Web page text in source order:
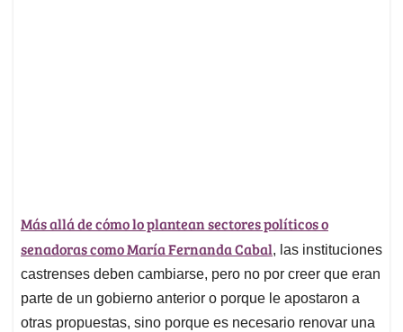
Más allá de cómo lo plantean sectores políticos o
senadoras como María Fernanda Cabal, las instituciones
castrenses deben cambiarse, pero no por creer que eran
parte de un gobierno anterior o porque le apostaron a
otras propuestas, sino porque es necesario renovar una